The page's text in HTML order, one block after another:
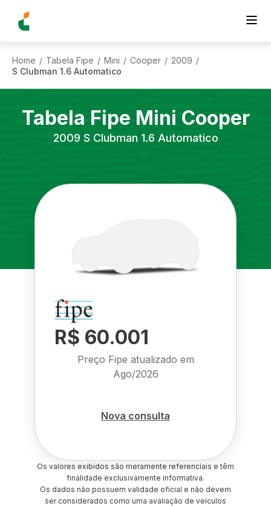
Home / Tabela Fipe / Mini / Cooper / 2009 /
S Clubman 1.6 Automatico
Tabela Fipe Mini Cooper
2009 S Clubman 1.6 Automatico
R$ 60.001
Preço Fipe atualizado em
Ago/2026
Nova consulta
Os valores exibidos são meramente referenciais e têm
finalidade exclusivamente informativa.
Os dados não possuem validade oficial e não devem
ser considerados como uma avaliação de veículos